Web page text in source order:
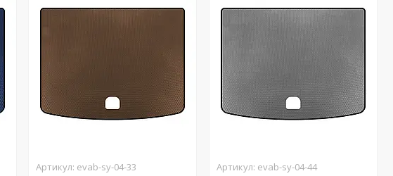
evab-sy-04-33 evab-sy-04-44